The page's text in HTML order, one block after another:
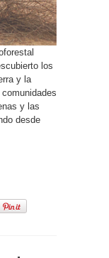
los
y la
y las
desde